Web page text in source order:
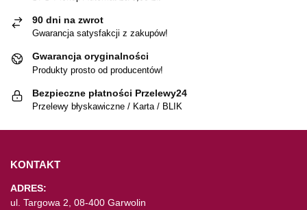
90 dni na zwrot
Gwarancja satysfakcji z zakupów!
Gwarancja oryginalności
Produkty prosto od producentów!
Bezpieczne płatności Przelewy24
Przelewy błyskawiczne / Karta / BLIK
KONTAKT
ADRES:
ul. Targowa 2, 08-400 Garwolin